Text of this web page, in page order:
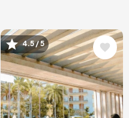
Image
4.5 / 5